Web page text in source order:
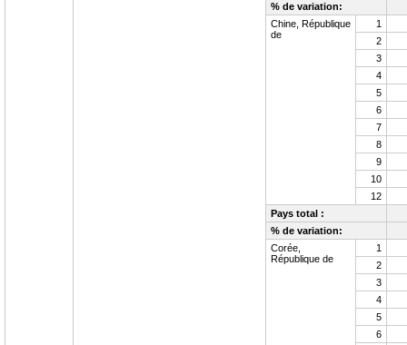
% de variation:
Chine, République
de
1
2
3
4
5
6
7
8
9
10
12
Pays total :
% de variation:
Corée,
République de
1
2
3
4
5
6